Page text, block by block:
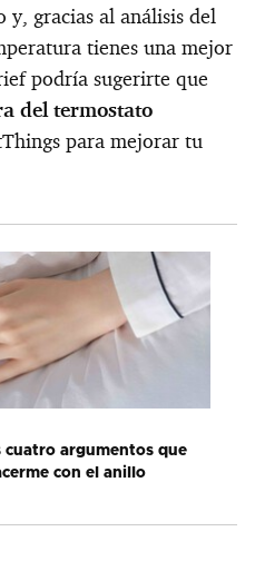
y, gracias al análisis del
tienes una mejor
podría sugerirte que
del termostato
para mejorar tu
cuatro argumentos que
con el anillo